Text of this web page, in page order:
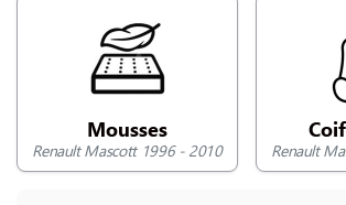
NOUS CONTACTER
Mousses
Renault Mascott 1996 - 2010 Renault